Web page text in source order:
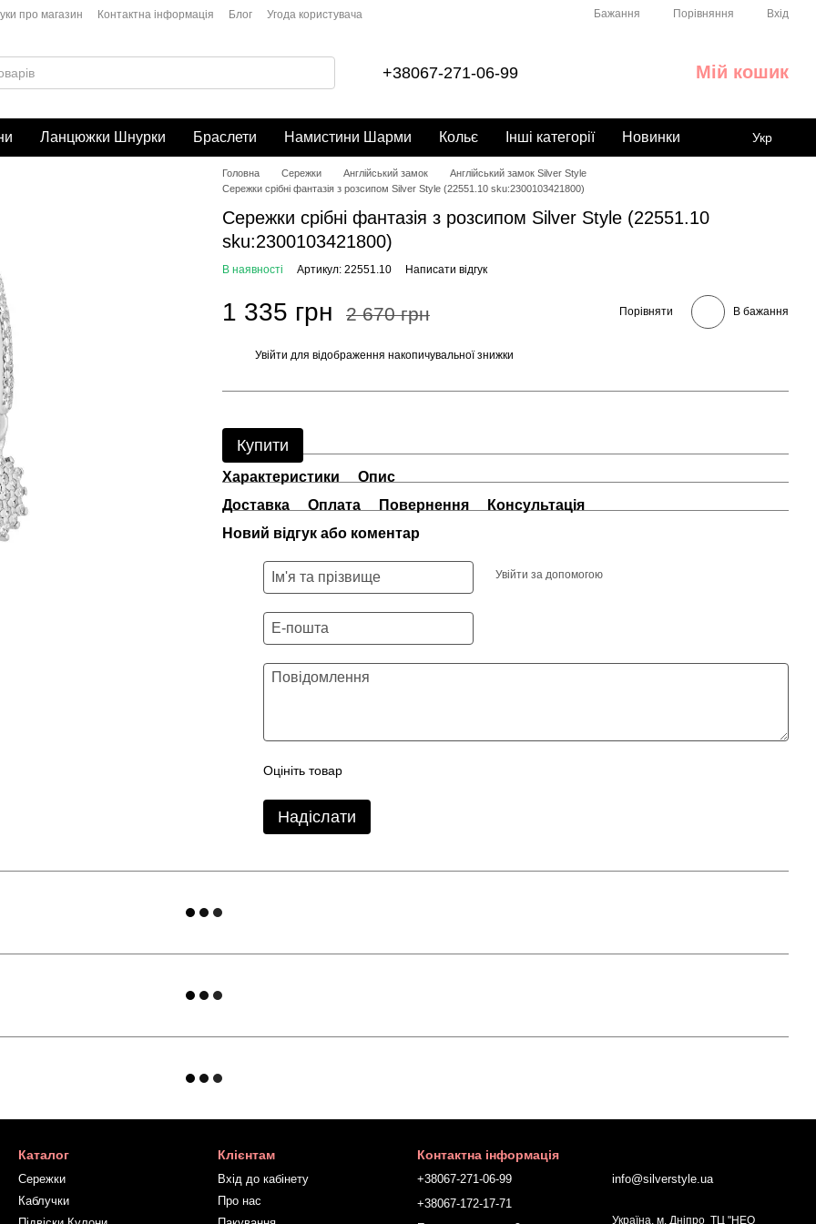
про магазин Контактна інформація Блог Угода користувача Бажання Порівняння Вхід
+38067-271-06-99 Мій кошик
Ланцюжки Шнурки Браслети Намистини Шарми Кольє Інші категорії Новинки Укр
Головна Сережки Англійський замок
Англійський замок Silver Style
Сережки срібні фантазія з розсипом Silver Style (22551.10 sku:2300103421800)
Сережки срібні фантазія з розсипом Silver Style (22551.10
sku:2300103421800)
В наявності Артикул: 22551.10 Написати відгук
1 335 грн 2 670 грн Порівняти В бажання
Увійти для відображення накопичувальної знижки
Купити
Характеристики
Опис
Доставка
Оплата Повернення
Консультація
Новий відгук або коментар
Увійти за допомогою
Оцініть товар
Надіслати
Каталог
Сережки
Каблучки
Клієнтам
Вхід до кабінету
Про нас
Контактна інформація
+38067-271-06-99
+38067-172-17-71
info@silverstyle.ua
Україна, м. Дніпро ТЦ "НЕО